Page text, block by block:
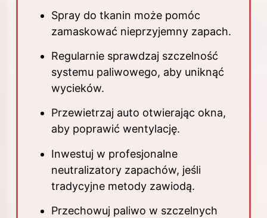
Spray do tkanin może pomóc
zamaskować nieprzyjemny zapach.
Regularnie sprawdzaj szczelność
systemu paliwowego, aby uniknąć
wycieków.
Przewietrzaj auto otwierając okna,
aby poprawić wentylację.
Inwestuj w profesjonalne
neutralizatory zapachów, jeśli
tradycyjne metody zawiodą.
Przechowuj paliwo w szczelnych